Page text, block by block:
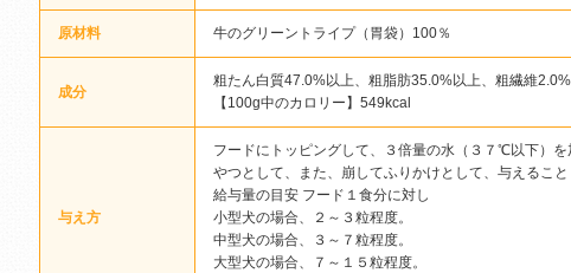
原材料 牛のグリーントライプ（胃袋）100％
成分
粗たん白質47.0%以上、粗脂肪35.0%以上、粗繊維
【100g中のカロリー】549kcal
与え方
フードにトッピングして、３倍量の水（３７℃以下）
やつとして、また、崩してふりかけとして、与えるこ
給与量の目安 フード１食分に対し
小型犬の場合、２～３粒程度。
中型犬の場合、３～７粒程度。
大型犬の場合、７～１５粒程度。